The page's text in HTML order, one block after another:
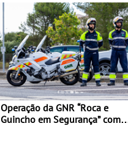
Operação da GNR “Roca e
Guincho em Segurança” com